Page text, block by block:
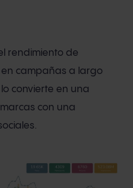
rendimiento de
campañas a largo
convierte en una
con una